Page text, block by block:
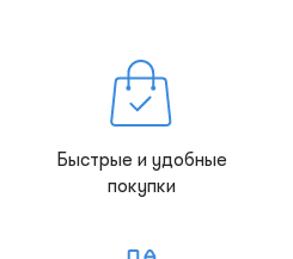
Быстрые и удобные
покупки